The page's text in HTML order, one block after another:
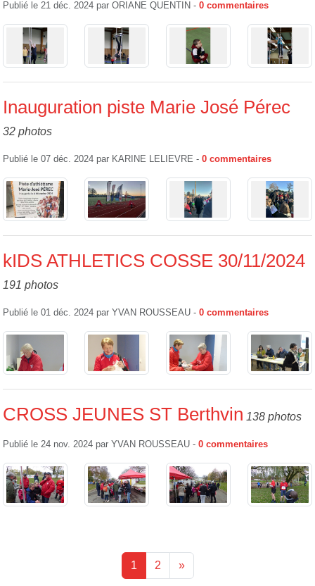
Publié le 21 déc. 2024 par ORIANE QUENTIN - 0 commentaires
Inauguration piste Marie José Pérec
32 photos
Publié le 07 déc. 2024 par KARINE LELIEVRE - 0 commentaires
kIDS ATHLETICS COSSE 30/11/2024
191 photos
Publié le 01 déc. 2024 par YVAN ROUSSEAU - 0 commentaires
CROSS JEUNES ST Berthvin 138 photos
Publié le 24 nov. 2024 par YVAN ROUSSEAU - 0 commentaires
1 2 »